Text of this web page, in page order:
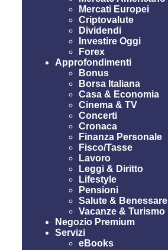
Mercati Europei
Criptovalute
Dividendi
Investire Oggi
Forex
Approfondimenti
Bonus
Borsa Italiana
Casa & Economia
Cinema & TV
Concerti
Cronaca
Finanza Personale
Fisco/Tasse
Lavoro
Leggi & Diritto
Lifestyle
Pensioni
Salute & Benessare
Vacanze & Turismo
Negozio Premium
Servizi
eBooks